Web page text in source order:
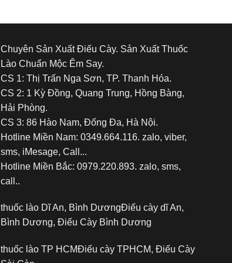
Chuyên Sản Xuất Điếu Cày. Sản Xuất Thuốc
Lào Chuẩn Mộc Êm Say.
CS 1: Thị Trấn Nga Sơn, TP. Thanh Hóa.
CS 2: 1 Kỳ Đồng, Quang Trung, Hồng Bàng,
Hải Phòng.
CS 3: 86 Hào Nam, Đống Đa, Hà Nội.
Hotline Miền Nam: 0349.664.116. zalo, viber,
sms, iMesage, Call...
Hotline Miền Bắc: 0979.220.893. zalo, sms,
call..
thuốc lào Dĩ An, Bình DươngĐiếu cày dĩ An,
Bình Dương, Điếu Cày Bình Dương
thuốc lào TP HCMĐiếu cày TPHCM, Điếu Cày